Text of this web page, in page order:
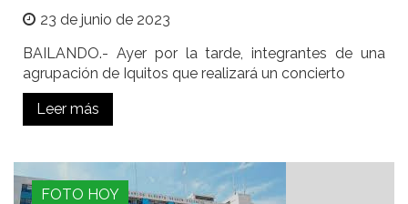
23 de junio de 2023
BAILANDO.- Ayer por la tarde, integrantes de una
agrupación de Iquitos que realizará un concierto
Leer más
FOTO HOY